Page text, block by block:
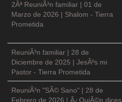
2Âª ReuniÃ³n familiar | 01 de
Marzo de 2026 | Shalom - Tierra
Prometida
ReuniÃ³n familiar | 28 de
Diciembre de 2025 | JesÃºs mi
Pastor - Tierra Prometida
ReuniÃ³n "SÃ© Sano" | 28 de
Febrero de 2026 | Â¿QuiÃ©n dices